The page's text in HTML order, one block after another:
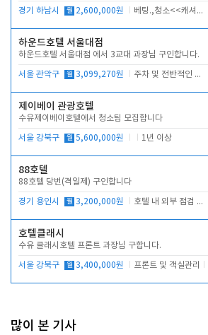
경기 하남시 월 2,600,000원 베팅.,청소<<캐셔 모셔봅니다.
하운드호텔 서울대점
하운드호텔 서울대점 에서 3교대 과장님 구인합니다.
서울 관악구 월 3,099,270원 주차 및 전반적인 당번업무
제이베이 관광호텔
수유제이베이호텔에서 청소팀 모집합니다
서울 강북구 월 5,600,000원 1년 이상
88호텔
88호텔 당번(격일제) 구인합니다
경기 용인시 월 3,200,000원 호텔 내 외부 점검 및 프런트 운영
호텔클래시
수유 클래시호텔 프론트 과장님 구합니다.
서울 강북구 월 3,400,000원 프론트 및 객실관리
많이 본 기사